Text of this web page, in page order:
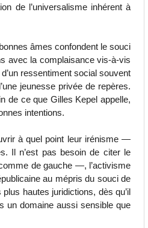
de l’universalisme inhérent à
âmes confondent le souci
avec la complaisance vis-à-vis
ressentiment social souvent
jeunesse privée de repères.
de ce que Gilles Kepel appelle,
intentions.
à quel point leur irénisme —
Il n’est pas besoin de citer le
de gauche —, l’activisme
au mépris du souci de
hautes juridictions, dès qu’il
un domaine aussi sensible que